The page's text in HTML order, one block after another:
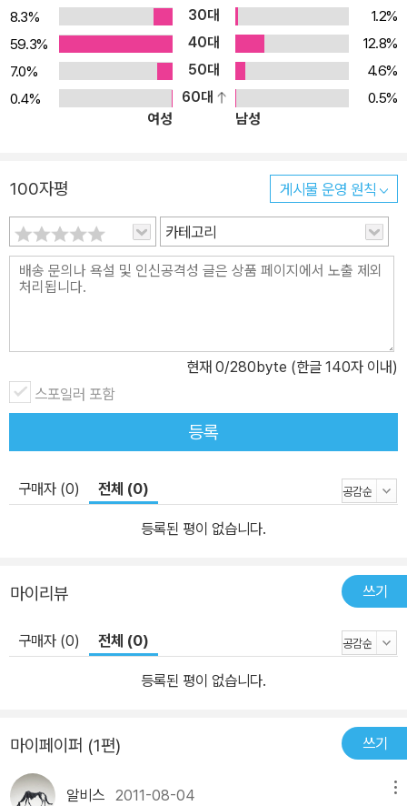
8.3%
30대
1.2%
59.3%
40대
12.8%
7.0%
50대
4.6%
0.4%
60대
0.5%
여성
남성
100자평 게시물 운영 원칙
카테고리
현재 0/280byte (한글 140자 이내)
스포일러 포함
등록
구매자 (0) 전체 (0)
등록된 평이 없습니다.
마이리뷰 쓰기
구매자 (0) 전체 (0)
등록된 평이 없습니다.
마이페이퍼 (1편) 쓰기
알비스 2011-08-04